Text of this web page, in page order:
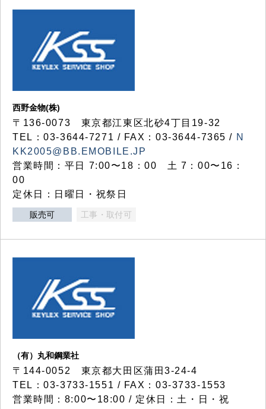
西野金物(株)
〒136-0073 東京都江東区北砂4丁目19-32
TEL：03‐3644‐7271 / FAX：03-3644-7365 / N
KK2005@BB.EMOBILE.JP
営業時間：平日 7:00〜18：00 土 7：00〜16：
00
定休日：日曜日・祝祭日
販売可 工事・取付可
（有）丸和鋼業社
〒144-0052 東京都大田区蒲田3-24-4
TEL：03-3733-1551 / FAX：03-3733-1553
営業時間：8:00〜18:00 / 定休日：土・日・祝